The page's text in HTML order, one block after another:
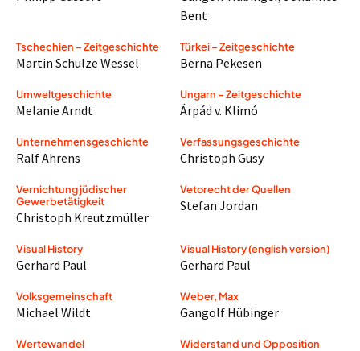
Bent
Tschechien – Zeitgeschichte
Martin Schulze Wessel
Türkei – Zeitgeschichte
Berna Pekesen
Umweltgeschichte
Melanie Arndt
Ungarn – Zeitgeschichte
Árpád v. Klimó
Unternehmensgeschichte
Ralf Ahrens
Verfassungsgeschichte
Christoph Gusy
Vernichtung jüdischer
Gewerbetätigkeit
Christoph Kreutzmüller
Vetorecht der Quellen
Stefan Jordan
Visual History
Gerhard Paul
Visual History (english version)
Gerhard Paul
Volksgemeinschaft
Michael Wildt
Weber, Max
Gangolf Hübinger
Wertewandel Widerstand und Opposition